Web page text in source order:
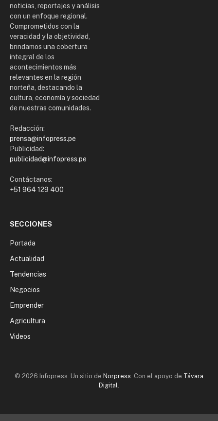
noticias, reportajes y análisis
con un enfoque regional.
Comprometidos con la
veracidad y la objetividad,
brindamos una cobertura
integral de los
acontecimientos más
relevantes en la región
norteña, destacando la
cultura, economía y sociedad
de nuestras comunidades.
Redacción:
prensa@infopress.pe
Publicidad:
publicidad@infopress.pe
Contáctanos:
+51 964 129 400
SECCIONES
Portada
Actualidad
Tendencias
Negocios
Emprender
Agricultura
Videos
© 2026 Infopress. Un sitio de Norpress . Con el apoyo de Távara
Digital